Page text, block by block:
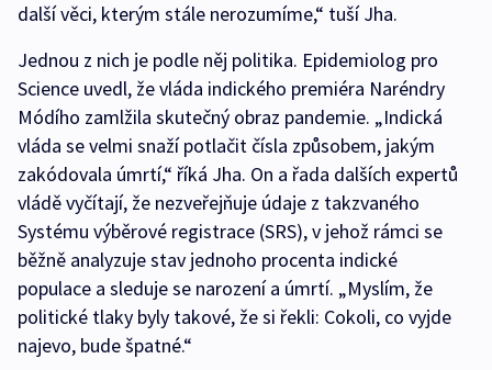
další věci, kterým stále nerozumíme,“ tuší Jha.
Jednou z nich je podle něj politika. Epidemiolog pro
Science uvedl, že vláda indického premiéra Naréndry
Módího zamlžila skutečný obraz pandemie. „Indická
vláda se velmi snaží potlačit čísla způsobem, jakým
zakódovala úmrtí,“ říká Jha. On a řada dalších expertů
vládě vyčítají, že nezveřejňuje údaje z takzvaného
Systému výběrové registrace (SRS), v jehož rámci se
běžně analyzuje stav jednoho procenta indické
populace a sleduje se narození a úmrtí. „Myslím, že
politické tlaky byly takové, že si řekli: Cokoli, co vyjde
najevo, bude špatné.“